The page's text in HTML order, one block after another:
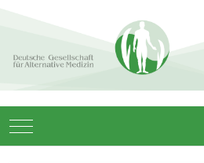
Mobile Menu Toggle